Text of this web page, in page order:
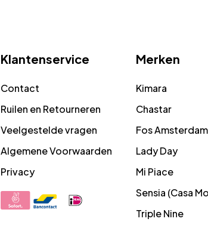
Klantenservice
Contact
Ruilen en Retourneren
Veelgestelde vragen
Algemene Voorwaarden
Privacy
Merken
Kimara
Chastar
Fos Amsterdam
Lady Day
Mi Piace
Sensia (Casa
Triple Nine